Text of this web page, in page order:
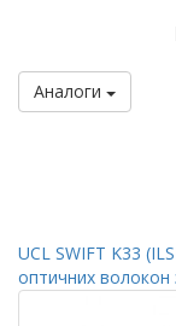
Аналоги
UCL SWIFT K33
оптичних волокон